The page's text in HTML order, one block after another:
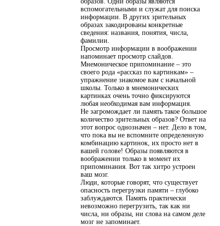
вспомогательными и служат для поиска
информации. В других зрительных
образах закодированы конкретные
сведения: названия, понятия, числа,
фамилии.
Просмотр информации в воображении
напоминает просмотр слайдов.
Мнемоническое припоминание – это
своего рода «рассказ по картинкам» –
упражнение знакомое вам с начальной
школы. Только в мнемонических
картинках очень точно фиксируются
любая необходимая вам информация.
Не загромождает ли память такое большое
количество зрительных образов? Ответ на
этот вопрос однозначен – нет. Дело в том,
что пока вы не вспомните определенную
комбинацию картинок, их просто нет в
вашей голове! Образы появляются в
воображении только в момент их
припоминания. Вот так хитро устроен
ваш мозг.
Люди, которые говорят, что существует
опасность перегрузки памяти – глубоко
заблуждаются. Память практически
невозможно перегрузить, так как ни
числа, ни образы, ни слова на самом деле
мозг не запоминает.